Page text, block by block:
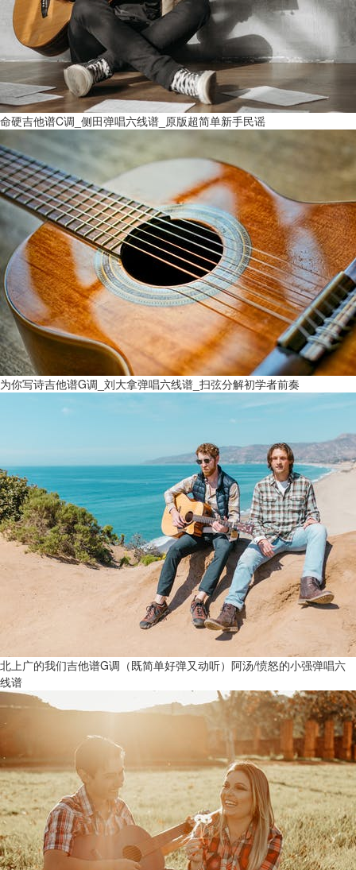
命硬吉他谱C调_侧田弹唱六线谱_原版超简单新手民谣
为你写诗吉他谱G调_刘大拿弹唱六线谱_扫弦分解初学者前奏
北上广的我们吉他谱G调（既简单好弹又动听）阿汤/愤怒的小强弹唱六
线谱